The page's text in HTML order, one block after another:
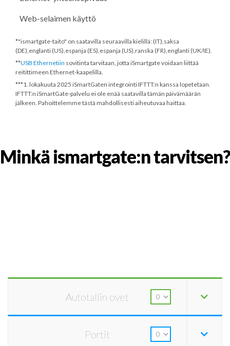
Web-selaimen käyttö
*"ismartgate-taito" on saatavilla seuraavilla kielillä: (IT),saksa
(DE),englanti (US),espanja (ES),espanja (US),ranska (FR),englanti (UK/IE).
**USB Ethernetiin sovitinta tarvitaan, jotta iSmartgate voidaan liittää
reitittimeen Ethernet-kaapelilla.
***1. lokakuuta 2025 iSmartGaten integrointi IFTTT:n kanssa lopetetaan.
IFTTT:n iSmartGate-palvelu ei ole enää saatavilla tämän päivämäärän
jälkeen. Pahoittelemme tästä mahdollisesti aiheutuvaa haittaa.
Minkä ismartgate:n tarvitsen?
Autotallin ovet
Portit